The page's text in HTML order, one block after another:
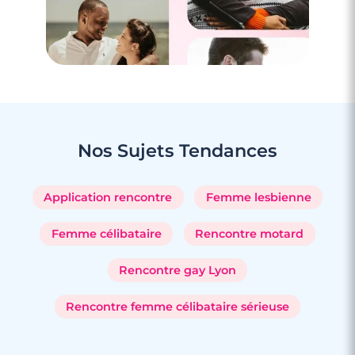
Nos Sujets Tendances
Application rencontre Femme lesbienne
Femme célibataire Rencontre motard
Rencontre gay Lyon
Rencontre femme célibataire sérieuse